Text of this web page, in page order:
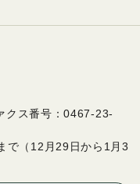
クス番号：0467-23-
で（12月29日から1月3